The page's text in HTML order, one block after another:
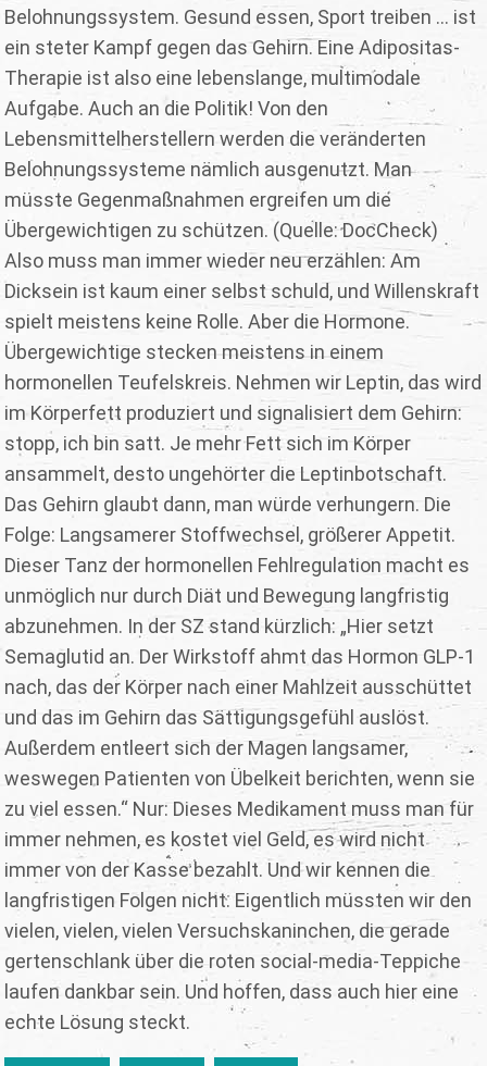
Belohnungssystem. Gesund essen, Sport treiben ... ist
ein steter Kampf gegen das Gehirn. Eine Adipositas-
Therapie ist also eine lebenslange, multimodale
Aufgabe. Auch an die Politik! Von den
Lebensmittelherstellern werden die veränderten
Belohnungssysteme nämlich ausgenutzt. Man
müsste Gegenmaßnahmen ergreifen um die
Übergewichtigen zu schützen. (Quelle: DocCheck)
Also muss man immer wieder neu erzählen: Am
Dicksein ist kaum einer selbst schuld, und Willenskraft
spielt meistens keine Rolle. Aber die Hormone.
Übergewichtige stecken meistens in einem
hormonellen Teufelskreis. Nehmen wir Leptin, das wird
im Körperfett produziert und signalisiert dem Gehirn:
stopp, ich bin satt. Je mehr Fett sich im Körper
ansammelt, desto ungehörter die Leptinbotschaft.
Das Gehirn glaubt dann, man würde verhungern. Die
Folge: Langsamerer Stoffwechsel, größerer Appetit.
Dieser Tanz der hormonellen Fehlregulation macht es
unmöglich nur durch Diät und Bewegung langfristig
abzunehmen. In der SZ stand kürzlich: „Hier setzt
Semaglutid an. Der Wirkstoff ahmt das Hormon GLP-1
nach, das der Körper nach einer Mahlzeit ausschüttet
und das im Gehirn das Sättigungsgefühl auslöst.
Außerdem entleert sich der Magen langsamer,
weswegen Patienten von Übelkeit berichten, wenn sie
zu viel essen.“ Nur: Dieses Medikament muss man für
immer nehmen, es kostet viel Geld, es wird nicht
immer von der Kasse bezahlt. Und wir kennen die
langfristigen Folgen nicht. Eigentlich müssten wir den
vielen, vielen, vielen Versuchskaninchen, die gerade
gertenschlank über die roten social-media-Teppiche
laufen dankbar sein. Und hoffen, dass auch hier eine
echte Lösung steckt.